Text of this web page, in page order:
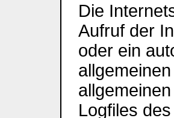
Die
Aufruf der
oder ein
Logfiles